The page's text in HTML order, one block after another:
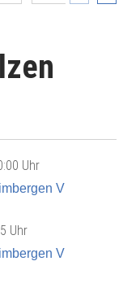
Uhr
V
Uhr
V